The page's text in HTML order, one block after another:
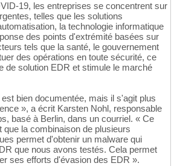
19, les entreprises se concentrent sur
telles que les solutions
la technologie informatique
des points d'extrémité basées sur
tels que la santé, le gouvernement
des opérations en toute sécurité, ce
de solution EDR et stimule le marché
bien documentée, mais il s'agit plus
», a écrit Karsten Nohl, responsable
basé à Berlin, dans un courriel. « Ce
que la combinaison de plusieurs
permet d'obtenir un malware qui
que nous avons testés. Cela permet
ses efforts d'évasion des EDR ».